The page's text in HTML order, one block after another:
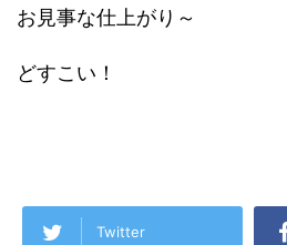
お見事な仕上がり～
どすこい！
Twitter